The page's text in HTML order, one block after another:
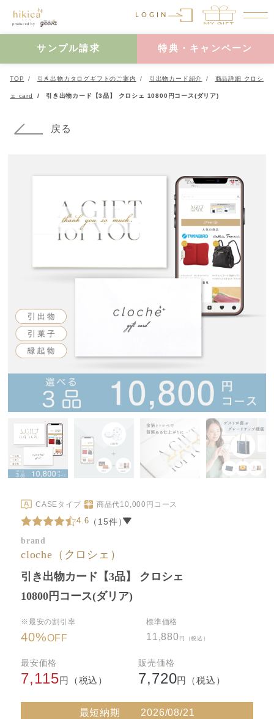
LOGIN
サンプル請求 特典・キャンペーン
TOP 引き出物カタログギフトのご案内 引出物カード紹介 商品詳細 クロシ
ェ card 引き出物カード【3品】 クロシェ 10800円コース(ダリア)
戻る
CASEタイプ 商品代10,000 円コース
brand
cloche（クロシェ）
4.6 （15件）
引き出物カード【3品】 クロシェ
10800円コース(ダリア)
※最安の割引率
40%OFF
標準価格
11,880 円（税込）
最安価格
7,115円（税込）
販売価格
7,720円（税込）
最短納期 2026/08/21